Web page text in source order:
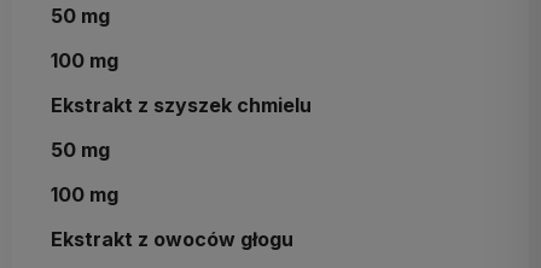
50 mg
100 mg
Ekstrakt z szyszek chmielu
50 mg
100 mg
Ekstrakt z owoców głogu